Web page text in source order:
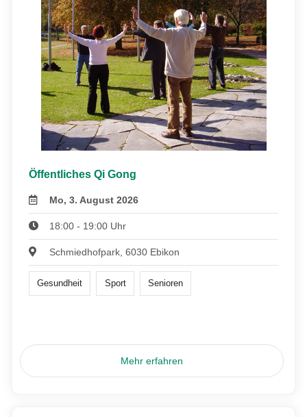
Öffentliches Qi Gong
Mo, 3. August 2026
18:00 - 19:00 Uhr
Schmiedhofpark, 6030 Ebikon
Gesundheit Sport Senioren
Mehr erfahren